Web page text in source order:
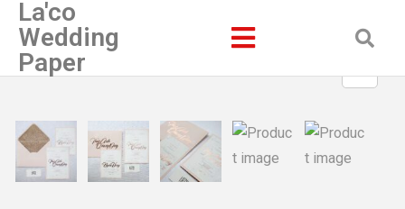
La'co
Wedding
Paper